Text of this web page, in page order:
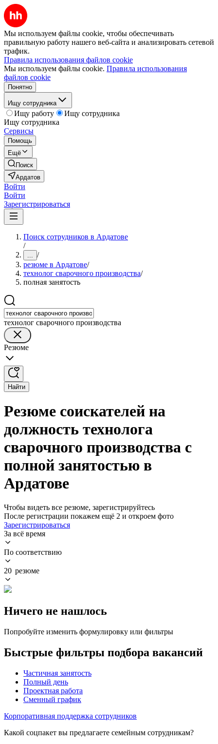
Мы используем файлы cookie, чтобы обеспечивать
правильную работу нашего веб-сайта и анализировать сетевой
трафик.
Правила использования файлов cookie
Мы используем файлы cookie. Правила использования
файлов cookie
Понятно
Ищу сотрудника
Ищу работу
Ищу сотрудника
Ищу сотрудника
Сервисы
Помощь
Ещё
Поиск
Ардатов
Войти
Войти
Зарегистрироваться
Поиск сотрудников в Ардатове
/
... /
резюме в Ардатове/
технолог сварочного производства/
полная занятость
технолог сварочного производства
Резюме
Найти
Резюме соискателей на
должность технолога
сварочного производства с
полной занятостью в
Ардатове
Чтобы видеть все резюме, зарегистрируйтесь
После регистрации покажем ещё 2 и откроем фото
Зарегистрироваться
За всё время
По соответствию
20 резюме
Ничего не нашлось
Попробуйте изменить формулировку или фильтры
Быстрые фильтры подбора вакансий
Частичная занятость
Полный день
Проектная работа
Сменный график
Корпоративная поддержка сотрудников
Какой соцпакет вы предлагаете семейным сотрудникам?